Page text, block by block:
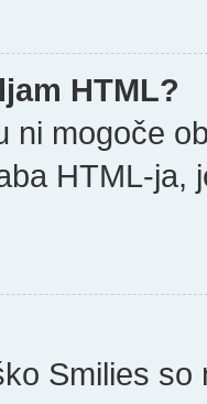
HTML?
ni mogoče
HTML-ja,
Smilies